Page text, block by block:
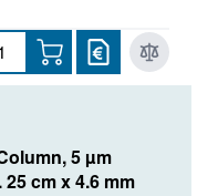
5 µm
cm x 4.6 mm